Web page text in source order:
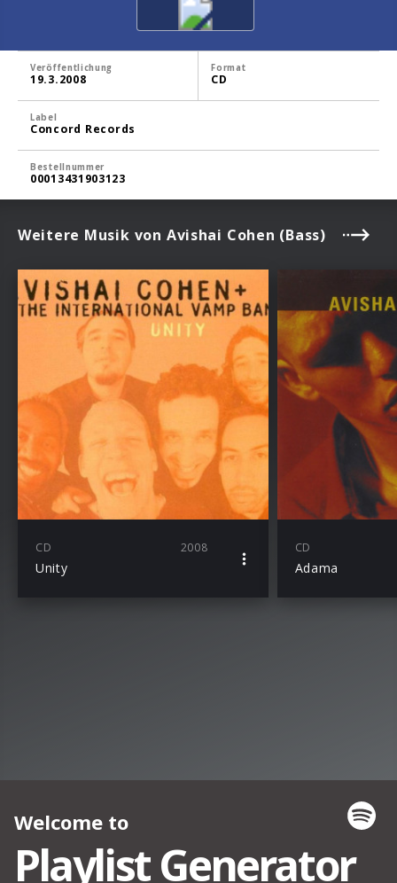
Veröffentlichung
19.3.2008
Format
CD
Label
Concord Records
Bestellnummer
00013431903123
Weitere Musik von Avishai Cohen (Bass)
CD 2008
Unity
CD
Adama